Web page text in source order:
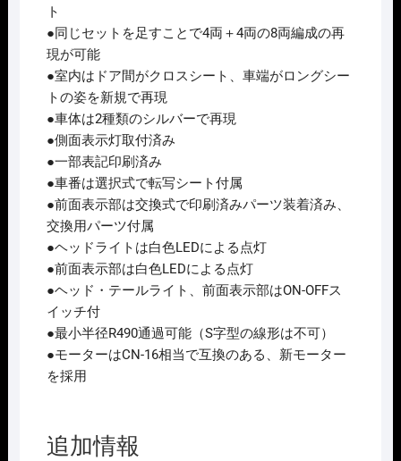
ｾ
ｯ
ﾄ
(4
両)
2026
年
11
月
予
定
個
ト
●同じセットを足すことで4両＋4両の8両編成の再
現が可能
●室内はドア間がクロスシート、車端がロングシー
トの姿を新規で再現
●車体は2種類のシルバーで再現
●側面表示灯取付済み
●一部表記印刷済み
●車番は選択式で転写シート付属
●前面表示部は交換式で印刷済みパーツ装着済み、
交換用パーツ付属
●ヘッドライトは白色LEDによる点灯
●前面表示部は白色LEDによる点灯
●ヘッド・テールライト、前面表示部はON-OFFス
イッチ付
●最小半径R490通過可能（S字型の線形は不可）
●モーターはCN-16相当で互換のある、新モーター
を採用
追加情報